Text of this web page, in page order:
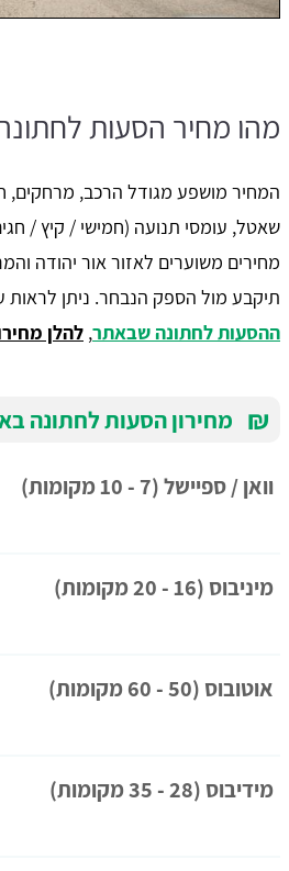
מהו מחיר הסעות
המחיר מושפע מגודל הרכב, מרחקים,
שאטל, עומסי תנועה (חמישי / קיץ /
מחירים משוערים לאזור אור יהודה
תיקבע מול הספק הנבחר. ניתן לראות
ההסעות לחתונה שבאתר, להלן
₪ מחירון הסעות לחתונה
וואן / ספיישל (7 - 10 מקומות)
מיניבוס (16 - 20 מקומות)
אוטובוס (50 - 60 מקומות)
מידיבוס (28 - 35 מקומות)